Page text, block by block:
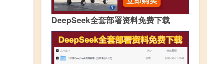
DeepSeek全套部署资料免费下载